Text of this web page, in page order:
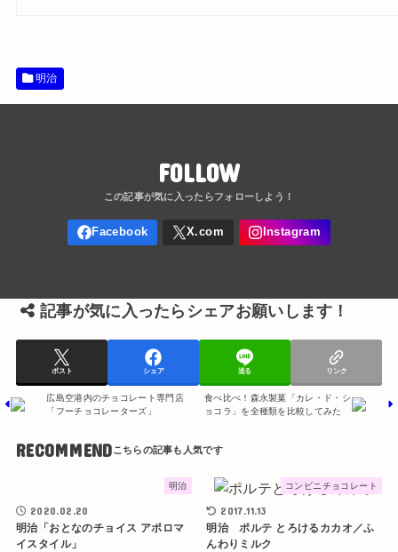
明治
FOLLOW
記事が気に入ったらシェアお願いします！
ポスト シェア 送る リンク
広島空港内のチョコレート専門店
「フーチョコレーターズ」
食べ比べ！森永製菓「カレ・ド・シ
ョコラ」を全種類を比較してみた
RECOMMEND
明治
2020.02.20
明治「おとなのチョイス アポロマ
イスタイル」
コンビニチョコレート
2017.11.13
明治 ポルテ とろけるカカオ／ふ
んわりミルク